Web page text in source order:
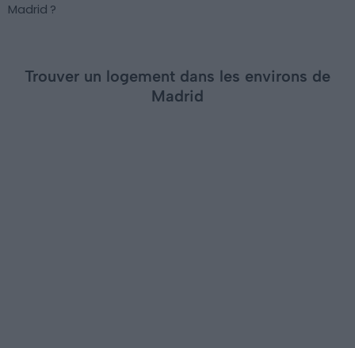
Madrid ?
Trouver un logement dans les environs de
Madrid